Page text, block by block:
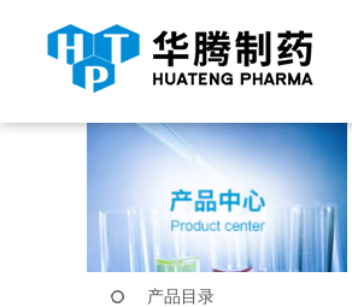
当前位置： 首页 产品中心
产品目录